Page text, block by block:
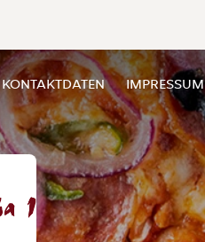
KONTAKTDATEN IMPRESSUM